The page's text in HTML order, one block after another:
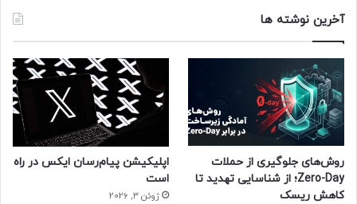
گوگل شیتز
آخرین نوشته ها
روش‌های جلوگیری از حملات
Zero-Day؛ از شناسایی تهدید تا
کاهش ریسک
اپلیکیشن پیام‌رسان ایکس در راه
است
ژوئن 3, 2026